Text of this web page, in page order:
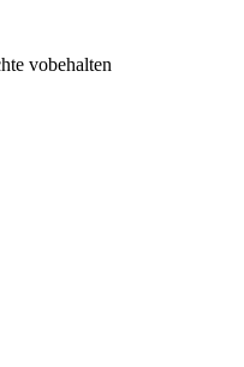
vobehalten